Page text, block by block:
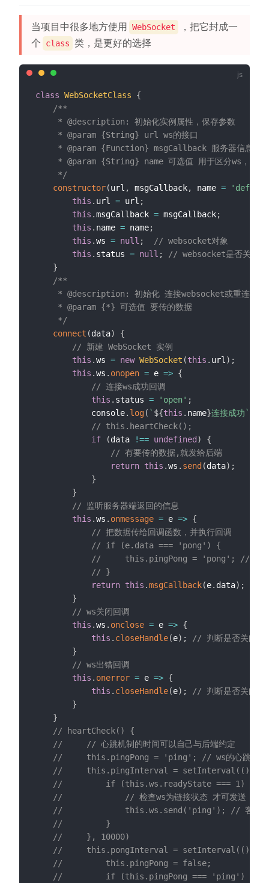
当项目中很多地方使用 WebSocket
，把它封成一
个
class 类，是更好的选择
class WebSocketClass
{
/**
     * @description: 初始化实例属性，保存参数
     * @param {String} url ws的接口
* @param {Function} msgCallback 服务器信息的回
* @param {String} name 可选值 用于区分ws，用
     */
constructor(url , msgCallback, name =
this . url = url ;
this .msgCallback = msgCallback;
this . name = name;
this .ws = null ;
// websocket对象
this . status = null ;
// websocket是否关闭
}
/**
* @description: 初始化 连接websocket或重连
     * @param {*} 可选值 要传的数据
     */
connect (data)
{
// 新建 WebSocket 实例
this .ws = new WebSocket (this . url ) ;
this .ws . onopen = e => {
// 连接ws成功回调
this . status = 'open' ;
            console
. log( ` ${this . name}连接成功 `
// this.heartCheck();
if
(data !== undefined )
{
// 有要传的数据,就发给后端
return this .ws . send (data) ;
}
}
// 监听服务器端返回的信息
this .ws . onmessage = e => {
// 把数据传给回调函数，并执行回调
// if (e.data === 'pong') {
//     this.pingPong = 'pong'; // 服务器
// }
return this .msgCallback(e. data) ;
}
// ws关闭回调
this .ws . onclose = e => {
this . closeHandle(e) ;
// 判断是否关闭
}
// ws出错回调
this . onerror = e => {
this . closeHandle(e) ;
// 判断是否关闭
}
}
// heartCheck() {
//     // 心跳机制的时间可以自己与后端约定
//     this.pingPong = 'ping'; // ws的心跳机制
//     this.pingInterval = setInterval(() =>
//         if (this.ws.readyState === 1) {
//             // 检查ws为链接状态 才可发送
//             this.ws.send('ping'); // 客户端
//         }
//     }, 10000)
//     this.pongInterval = setInterval(() =>
//         this.pingPong = false;
//         if (this.pingPong === 'ping') {